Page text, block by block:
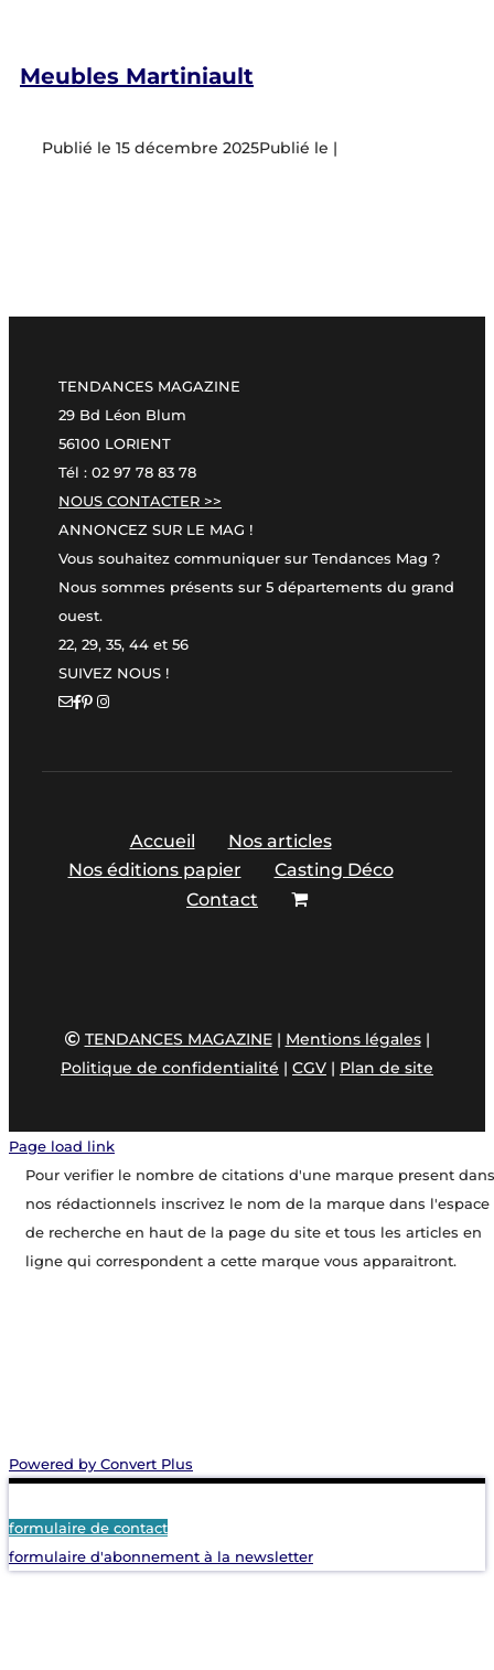
Devenir annonceur
Teamiz
Meubles Martiniault
15 décembre 2025 |
TENDANCES MAGAZINE
29 Bd Léon Blum
56100 LORIENT
Tél : 02 97 78 83 78
NOUS CONTACTER >>
ANNONCEZ SUR LE MAG !
Vous souhaitez communiquer sur Tendances Mag ?
Nous sommes présents sur 5 départements du grand
ouest.
22, 29, 35, 44 et 56
SUIVEZ NOUS !
Accueil
Nos articles
Nos éditions papier
Casting Déco
Contact
TENDANCES MAGAZINE| Mentions légales|
Politique de confidentialité | CGV | Plan de site
Page load link
Pour verifier le nombre de citations d'une marque present dans
nos rédactionnels inscrivez le nom de la marque dans l'espace
de recherche en haut de la page du site et tous les articles en
ligne qui correspondent a cette marque vous apparaitront.
Powered by Convert Plus
formulaire de contact
formulaire d'abonnement à la newsletter